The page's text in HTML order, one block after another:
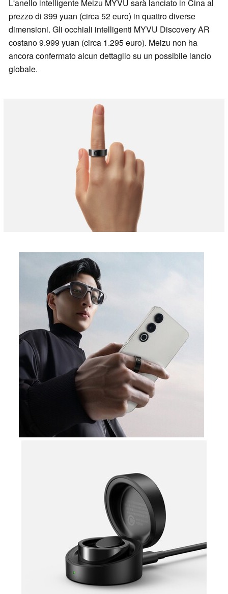
L'anello intelligente Meizu MYVU sarà lanciato in Cina al
prezzo di 399 yuan (circa 52 euro) in quattro diverse
dimensioni. Gli occhiali intelligenti MYVU Discovery AR
costano 9.999 yuan (circa 1.295 euro). Meizu non ha
ancora confermato alcun dettaglio su un possibile lancio
globale.